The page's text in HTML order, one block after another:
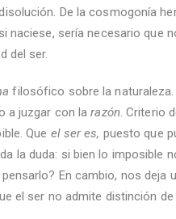
De la cosmogonía
naciese, sería necesario que
del ser.
filosófico sobre la
a juzgar con larazón. Criterio
Que el ser es, puesto que
la duda: si bien lo imposible
En cambio, nos deja
el ser no admite distinción